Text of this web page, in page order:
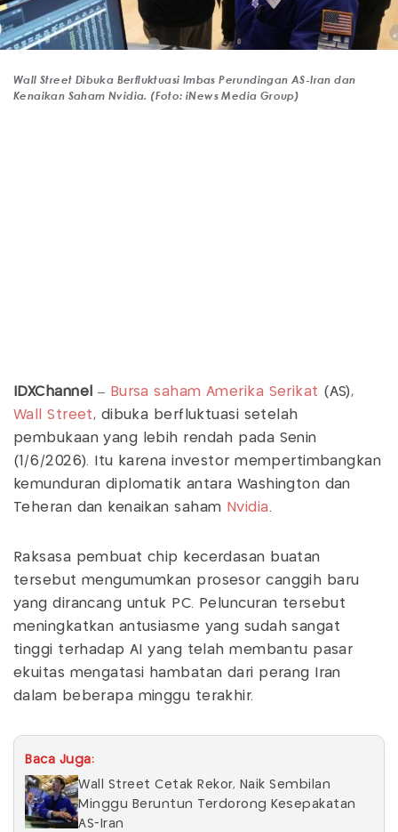
Wall Street Dibuka Berfluktuasi Imbas Perundingan AS-Iran dan
Kenaikan Saham Nvidia. (Foto: iNews Media Group)
IDXChannel – Bursa saham Amerika Serikat (AS),
Wall Street, dibuka berfluktuasi setelah
pembukaan yang lebih rendah pada Senin
(1/6/2026). Itu karena investor mempertimbangkan
kemunduran diplomatik antara Washington dan
Teheran dan kenaikan saham Nvidia.
Raksasa pembuat chip kecerdasan buatan
tersebut mengumumkan prosesor canggih baru
yang dirancang untuk PC. Peluncuran tersebut
meningkatkan antusiasme yang sudah sangat
tinggi terhadap AI yang telah membantu pasar
ekuitas mengatasi hambatan dari perang Iran
dalam beberapa minggu terakhir.
Baca Juga:
Wall Street Cetak Rekor, Naik Sembilan
Minggu Beruntun Terdorong Kesepakatan
AS-Iran